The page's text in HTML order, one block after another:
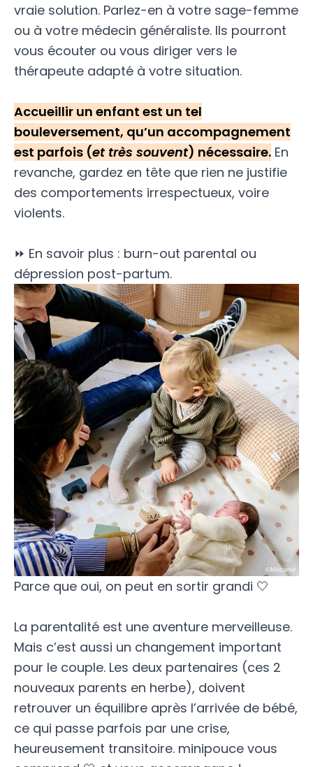
vraie solution. Parlez-en à votre sage-femme
ou à votre médecin généraliste. Ils pourront
vous écouter ou vous diriger vers le
thérapeute adapté à votre situation.
Accueillir un enfant est un tel
bouleversement, qu’un accompagnement
est parfois (et très souvent) nécessaire. En
revanche, gardez en tête que rien ne justifie
des comportements irrespectueux, voire
violents.
⏩ En savoir plus : burn-out parental ou
dépression post-partum.
Parce que oui, on peut en sortir grandi 🤍
La parentalité est une aventure merveilleuse.
Mais c’est aussi un changement important
pour le couple. Les deux partenaires (ces 2
nouveaux parents en herbe), doivent
retrouver un équilibre après l’arrivée de bébé,
ce qui passe parfois par une crise,
heureusement transitoire. minipouce vous